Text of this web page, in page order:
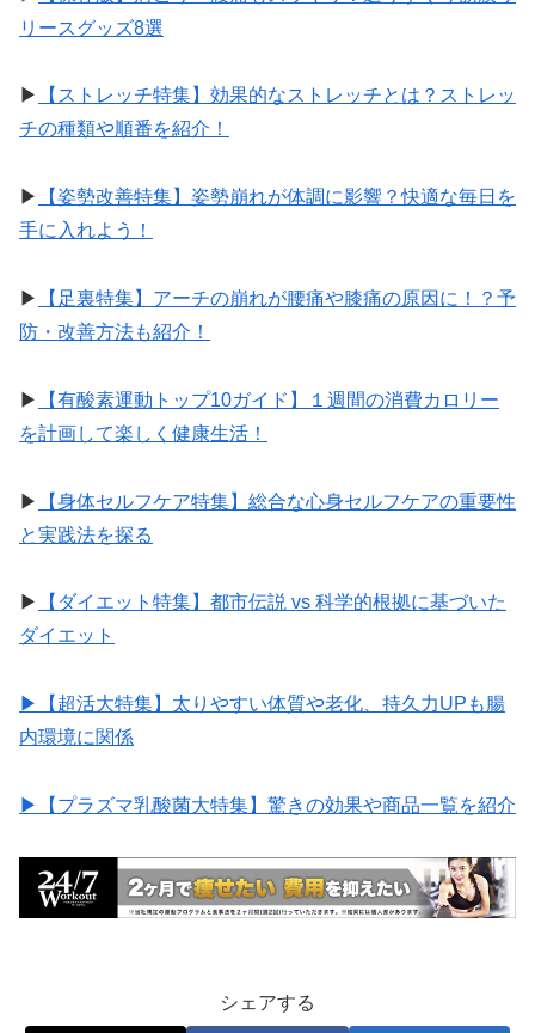
リースグッズ8選
▶︎
【ストレッチ特集】効果的なストレッチとは？ストレッ
チの種類や順番を紹介！
▶︎
【姿勢改善特集】姿勢崩れが体調に影響？快適な毎日を
手に入れよう！
▶︎
【足裏特集】アーチの崩れが腰痛や膝痛の原因に！？予
防・改善方法も紹介！
▶︎
【有酸素運動トップ10ガイド】１週間の消費カロリー
を計画して楽しく健康生活！
▶︎
【身体セルフケア特集】総合な心身セルフケアの重要性
と実践法を探る
▶︎
【ダイエット特集】都市伝説 vs 科学的根拠に基づいた
ダイエット
▶︎【超活大特集】太りやすい体質や老化、持久力UPも腸
内環境に関係
▶︎【プラズマ乳酸菌大特集】驚きの効果や商品一覧を紹介
シェアする